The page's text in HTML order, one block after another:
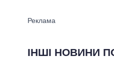
ІНШІ НОВИНИ